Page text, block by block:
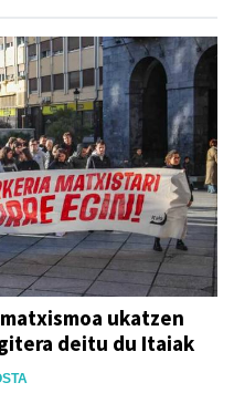
ukatzen
deitu du Itaiak